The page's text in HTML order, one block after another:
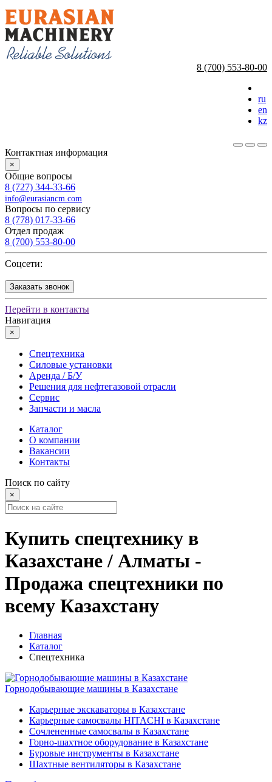
8 (700) 553-80-00
ru
en
kz
Контактная информация
×
Общие вопросы
8 (727) 344-33-66
info@eurasiancm.com
Вопросы по сервису
8 (778) 017-33-66
Отдел продаж
8 (700) 553-80-00
Соцсети:
Заказать звонок
Перейти в контакты
Навигация
×
Спецтехника
Силовые установки
Аренда / Б/У
Решения для нефтегазовой отрасли
Сервис
Запчасти и масла
Каталог
О компании
Вакансии
Контакты
Поиск по сайту
×
Купить спецтехнику в
Казахстане / Алматы -
Продажа спецтехники по
всему Казахстану
Главная
Каталог
Спецтехника
Горнодобывающие машины в Казахстане
Карьерные экскаваторы в Казахстане
Карьерные самосвалы HITACHI в Казахстане
Сочлененные самосвалы в Казахстане
Горно-шахтное оборудование в Казахстане
Буровые инструменты в Казахстане
Шахтные вентиляторы в Казахстане